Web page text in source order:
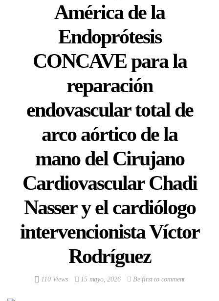
América de la
Endoprótesis
CONCAVE para la
reparación
endovascular total de
arco aórtico de la
mano del Cirujano
Cardiovascular Chadi
Nasser y el cardiólogo
intervencionista Víctor
Rodríguez
110 Views 15 mayo, 2026 Be first to comment